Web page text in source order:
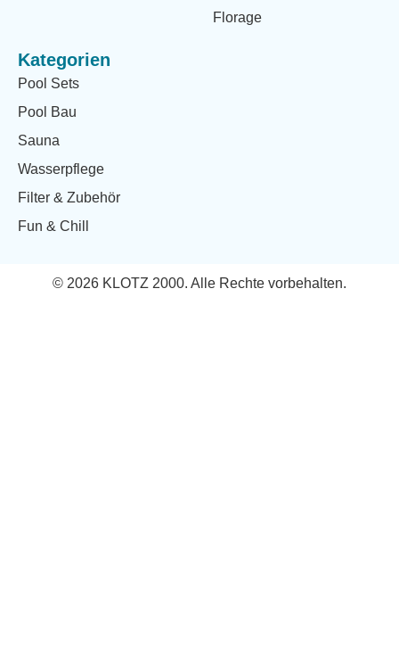
Florage
Kategorien
Pool Sets
Pool Bau
Sauna
Wasserpflege
Filter & Zubehör
Fun & Chill
© 2026 KLOTZ 2000. Alle Rechte vorbehalten.